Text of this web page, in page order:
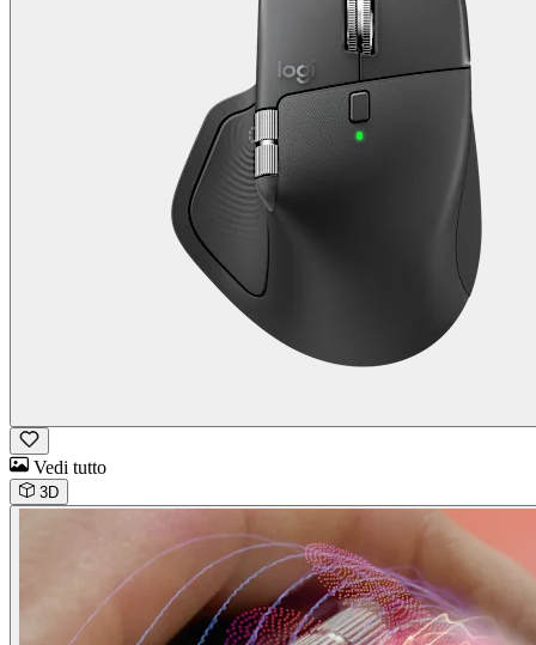
Vedi tutto
3D